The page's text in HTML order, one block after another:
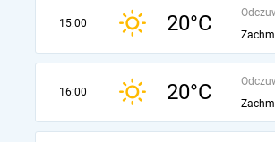
15:00 20°C
16:00 20°C